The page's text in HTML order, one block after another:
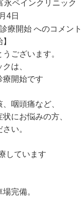
永ペインクリニック
4日
療開始 へのコメン
ございます。
は、
療開始です
咽頭痛など、
にお悩みの方、
い。
しています
完備。